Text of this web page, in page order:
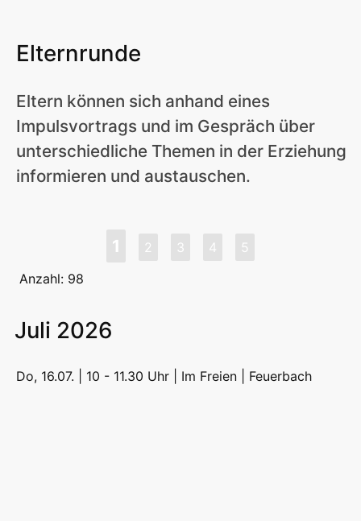
Elternrunde
Eltern können sich anhand eines
Impulsvortrags und im Gespräch über
unterschiedliche Themen in der Erziehung
informieren und austauschen.
1 2 3 4
5
Anzahl: 98
Juli 2026
Do, 16.07. | 10 - 11.30 Uhr | Im Freien | Feuerbach